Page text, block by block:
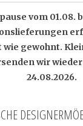
vom 01.08.
wie gewohnt.
wir
24.08.2026.